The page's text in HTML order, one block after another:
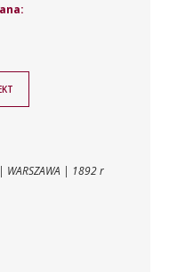
WARSZAWA | 1892 r